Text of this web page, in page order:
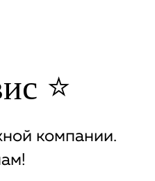
⭐️
компании.